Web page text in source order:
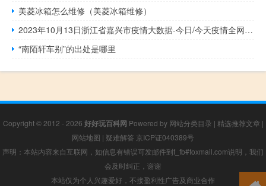
美菱冰箱怎么维修（美菱冰箱维修）
2023年10月13日浙江省嘉兴市疫情大数据-今日/今天疫情全网搜索最新实时消息动态情况通知播报
“南陌轩车别”的出处是哪里
Copyright © 2012 - 2026 好好玩百科网 Powered by 网站分类目录 | 精选推荐文章 |
网站地图 | 疑难解答 京ICP证040389号
声明：本站内容来自互联网，如信息有错误可发邮件到f_fb#foxmail.com说明，我们
会及时纠正，谢谢
本站仅为个人兴趣爱好，不接盈利性广告及商业合作